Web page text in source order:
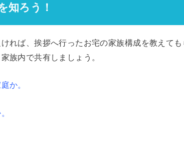
知ろう！
れば、挨拶へ行ったお宅の家族構成を教えても
家族内で共有しましょう 。
か。